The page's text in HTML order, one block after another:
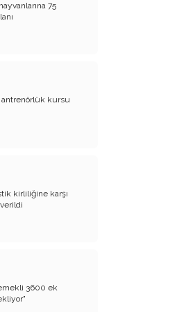
ve Çözüm
İlişkileri
Oy
ve
kararı
sizlere
75
antrenörlük kursu
kirliliğine karşı
3600 ek